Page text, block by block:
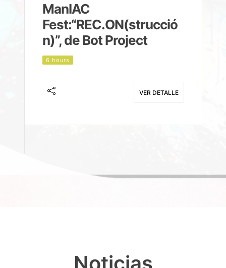
ManIAC
Fest:“REC.ON(strucció
n)”, de Bot Project
6 hours
VER DETALLE